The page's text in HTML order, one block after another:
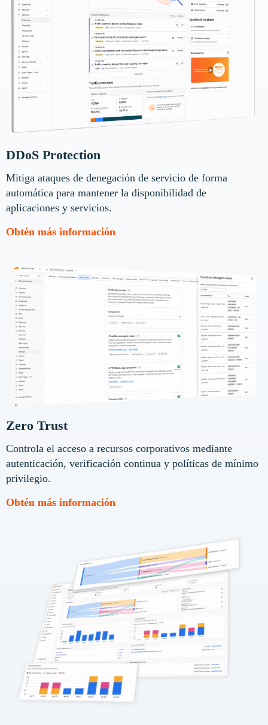
DDoS Protection
Mitiga ataques de denegación de servicio de forma
automática para mantener la disponibilidad de
aplicaciones y servicios.
Obtén más información
Zero Trust
Controla el acceso a recursos corporativos mediante
autenticación, verificación continua y políticas de mínimo
privilegio.
Obtén más información